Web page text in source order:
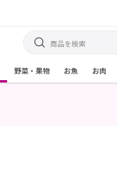
野菜・果物 お魚 お肉